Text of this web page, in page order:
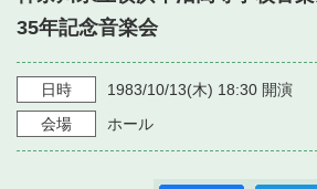
・ よくある質問
・ 空き状況
・ 利用料金
・ 音楽堂のご案内
・ フロアマップ
・ 芸術参与
神奈川県立音楽堂
SNS
35年記念音楽会
日時 1983/10/13(木) 18:30 開演
会場
ホール